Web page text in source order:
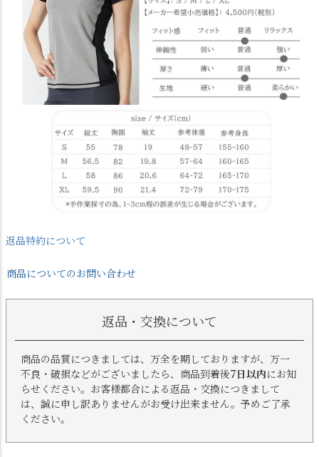
返品特約について
商品についてのお問い合わせ
返品・交換について
商品の品質につきましては、万全を期しておりますが、万一
不良・破損などがございましたら、商品到着後7日以内にお知
らせください。お客様都合による返品・交換につきまして
は、誠に申し訳ありませんがお受け出来ません。予めご了承
ください。